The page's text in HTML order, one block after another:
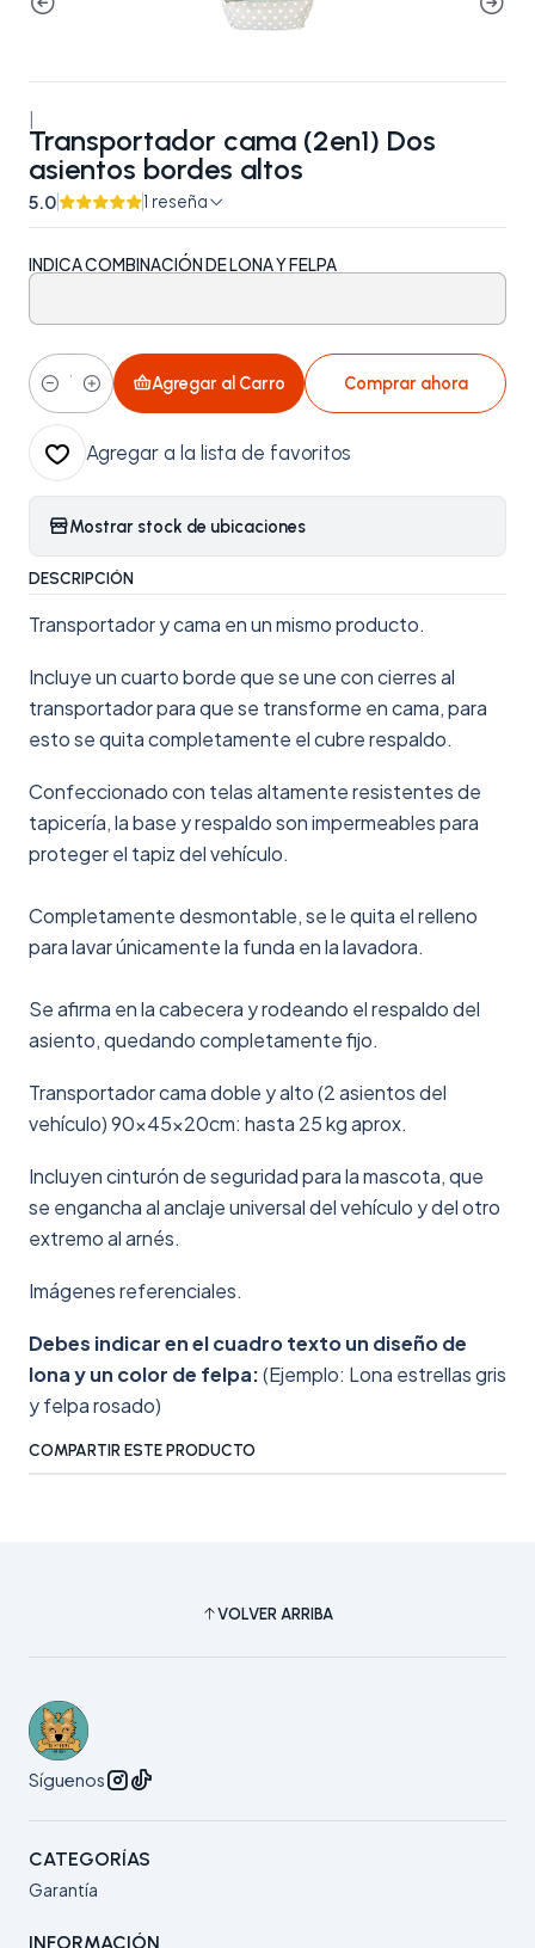
Transportador cama (2en1) Dos
asientos bordes altos
5.0 1 reseña
INDICA COMBINACIÓN DE LONA Y FELPA
Cantidad
Agregar al Carro Comprar ahora
Agregar a la lista de favoritos
Mostrar stock de ubicaciones
DESCRIPCIÓN
Transportador y cama en un mismo producto.
Incluye un cuarto borde que se une con cierres al
transportador para que se transforme en cama, para
esto se quita completamente el cubre respaldo.
Confeccionado con telas altamente resistentes de
tapicería, la base y respaldo son impermeables para
proteger el tapiz del vehículo.
Completamente desmontable, se le quita el relleno
para lavar únicamente la funda en la lavadora.
Se afirma en la cabecera y rodeando el respaldo del
asiento, quedando completamente fijo.
Transportador cama doble y alto (2 asientos del
vehículo) 90x45x20cm: hasta 25 kg aprox.
Incluyen cinturón de seguridad para la mascota, que
se engancha al anclaje universal del vehículo y del otro
extremo al arnés.
Imágenes referenciales.
Debes indicar en el cuadro texto un diseño de
lona y un color de felpa:(Ejemplo: Lona estrellas gris
y felpa rosado)
COMPARTIR ESTE PRODUCTO
VOLVER ARRIBA
Síguenos
CATEGORÍAS
Garantía
INFORMACIÓN